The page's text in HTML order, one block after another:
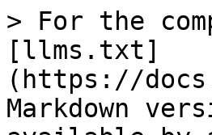
> For the
[llms.txt]
(https://
Markdown